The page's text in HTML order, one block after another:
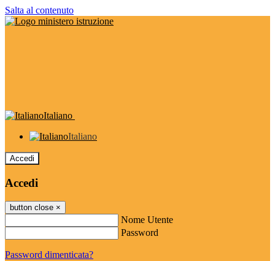
Salta al contenuto
Italiano
Italiano
Accedi
Accedi
button close ×
Nome Utente
Password
Password dimenticata?